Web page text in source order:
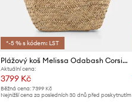
*-5 % s kódem: LST
Plážový koš Melissa Odabash Corsica
Aktuální cena:
3799 Kč
Běžná cena: 7399 Kč
Nejnižší cena za posledních 30 dnů před poskytnutím